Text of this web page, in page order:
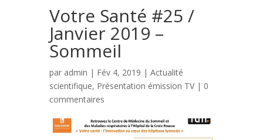
Votre Santé #25 /
Janvier 2019 –
Sommeil
par admin | Fév 4, 2019 | Actualité
scientifique, Présentation émission TV| 0
commentaires